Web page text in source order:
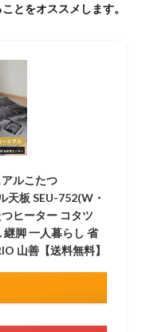
とをオススメします。
ルこたつ
天板 SEU-752(W・
ヒーター コタツ
脚 一人暮らし 省
山善【送料無料】